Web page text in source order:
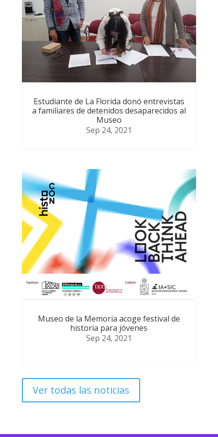
Estudiante de La Florida donó entrevistas
a familiares de detenidos desaparecidos al
Museo
Sep 24, 2021
Museo de la Memoria acoge festival de
historia para jóvenes
Sep 24, 2021
Ver todas las noticias